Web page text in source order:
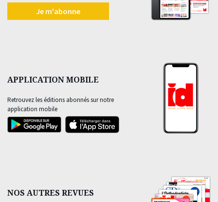
Je m'abonne
APPLICATION MOBILE
Retrouvez les éditions abonnés sur notre
application mobile
NOS AUTRES REVUES